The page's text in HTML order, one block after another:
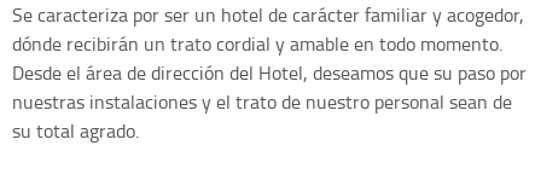
Se caracteriza por ser un hotel de carácter familiar y acogedor,
dónde recibirán un trato cordial y amable en todo momento.
Desde el área de dirección del Hotel, deseamos que su paso por
nuestras instalaciones y el trato de nuestro personal sean de
su total agrado.